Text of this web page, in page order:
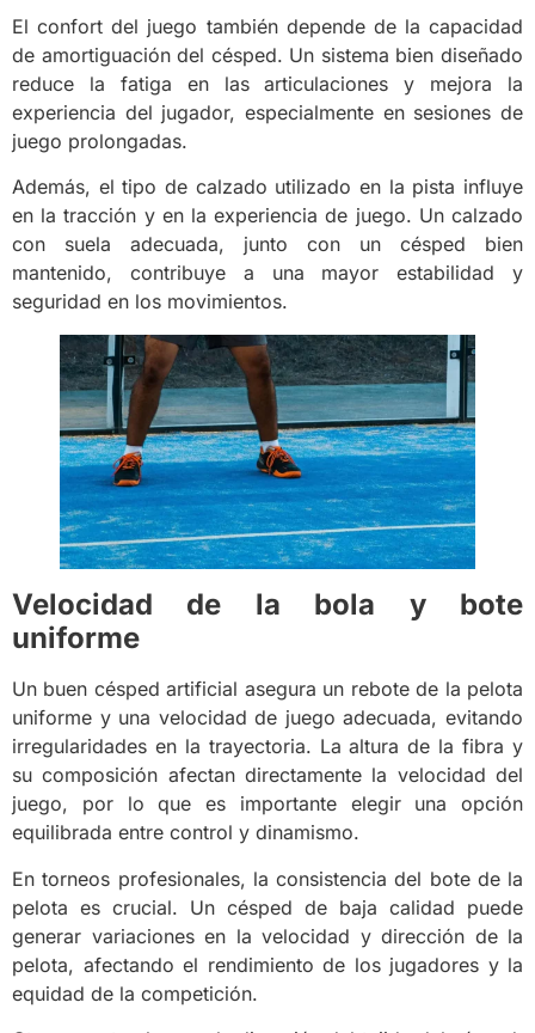
El confort del juego también depende de la capacidad
de amortiguación del césped. Un sistema bien diseñado
reduce la fatiga en las articulaciones y mejora la
experiencia del jugador, especialmente en sesiones de
juego prolongadas.
Además, el tipo de calzado utilizado en la pista influye
en la tracción y en la experiencia de juego. Un calzado
con suela adecuada, junto con un césped bien
mantenido, contribuye a una mayor estabilidad y
seguridad en los movimientos.
Velocidad de la bola y bote
uniforme
Un buen césped artificial asegura un rebote de la pelota
uniforme y una velocidad de juego adecuada, evitando
irregularidades en la trayectoria. La altura de la fibra y
su composición afectan directamente la velocidad del
juego, por lo que es importante elegir una opción
equilibrada entre control y dinamismo.
En torneos profesionales, la consistencia del bote de la
pelota es crucial. Un césped de baja calidad puede
generar variaciones en la velocidad y dirección de la
pelota, afectando el rendimiento de los jugadores y la
equidad de la competición.